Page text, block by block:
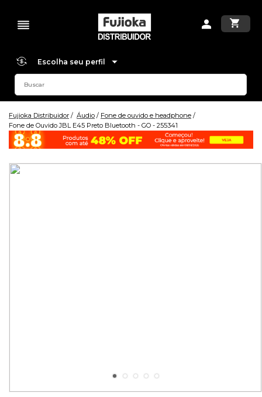
Escolha seu perfil
Fujioka Distribuidor Áudio
Fone de ouvido e headphone
Fone de Ouvido JBL E45 Preto Bluetooth - GO - 255341